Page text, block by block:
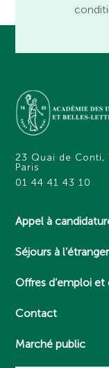
23 Quai de Conti,
Paris
01 44 41 43 10
Appel à
Séjours à l’étranger
Offres d’emploi et
Contact
Marché public